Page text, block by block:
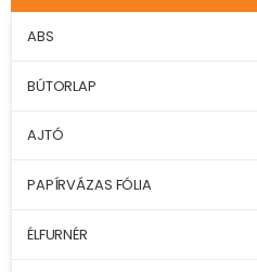
ABS
BÚTORLAP
AJTÓ
PAPÍRVÁZAS FÓLIA
ÉLFURNÉR